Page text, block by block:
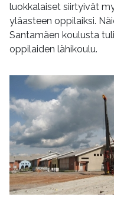
luokkalaiset siirtyivät
yläasteen oppilaiksi.
Santamäen koulusta
oppilaiden lähikoulu.